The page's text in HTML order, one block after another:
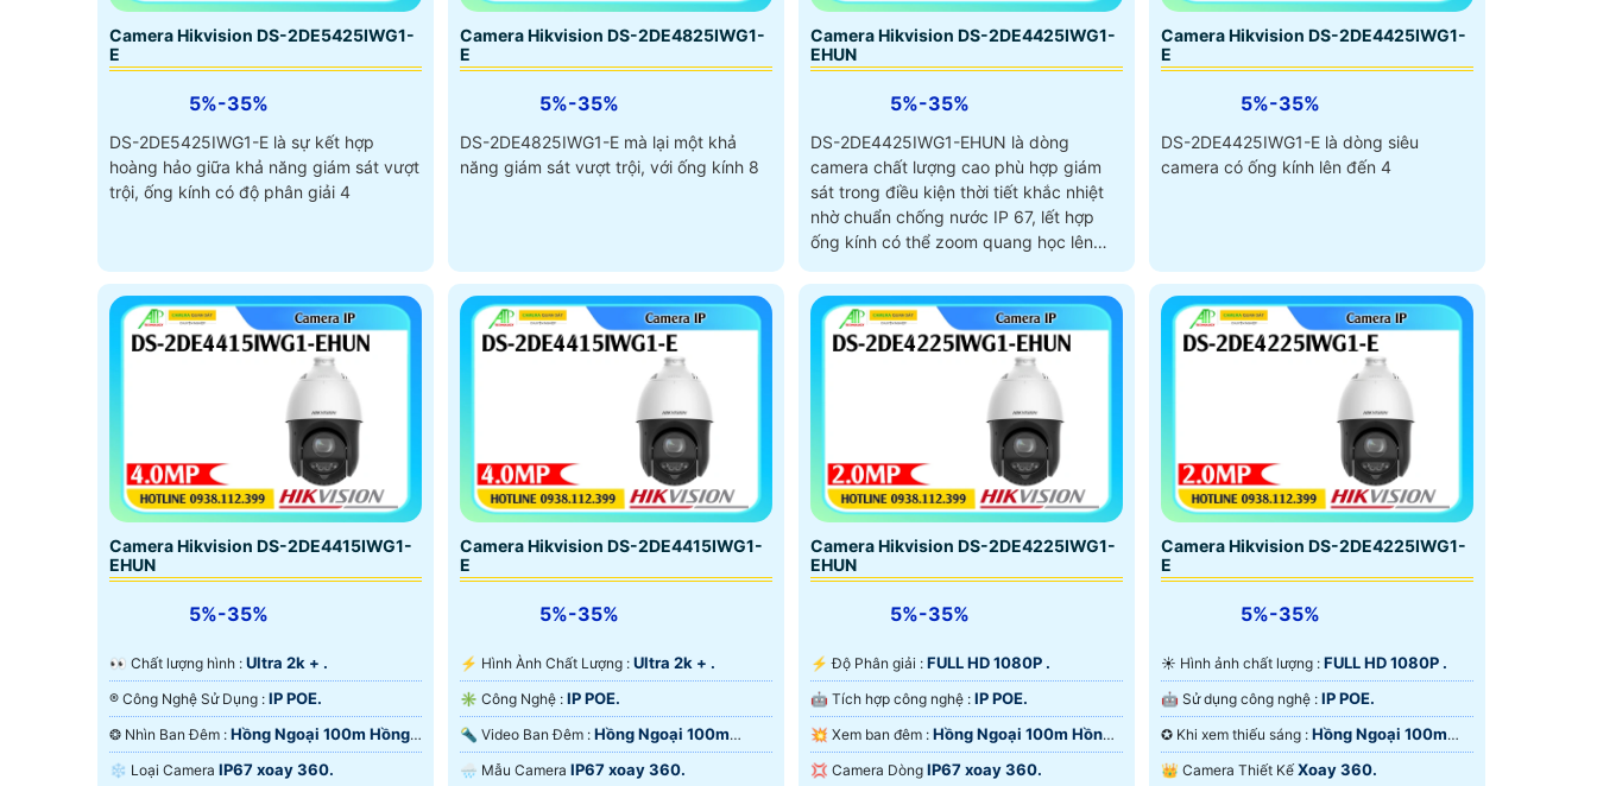
Camera Hikvision DS-2DE5425IWG1-
E
5%-35%
DS-2DE5425IWG1-E là sự kết hợp
hoàng hảo giữa khả năng giám sát vượt
trội, ống kính có độ phân giải 4
Camera Hikvision DS-2DE4825IWG1-
E
5%-35%
DS-2DE4825IWG1-E mà lại một khả
năng giám sát vượt trội, với ống kính 8
Camera Hikvision DS-2DE4425IWG1-
EHUN
5%-35%
DS-2DE4425IWG1-EHUN là dòng
camera chất lượng cao phù hợp giám
sát trong điều kiện thời tiết khắc nhiệt
nhờ chuẩn chống nước IP 67, lết hợp
ống kính có thể zoom quang học lên
AcuSense giúp nhận biết người và
phương tiện
Camera Hikvision DS-2DE4425IWG1-
E
5%-35%
DS-2DE4425IWG1-E là dòng siêu
camera có ống kính lên đến 4
Camera Hikvision DS-2DE4415IWG1-
EHUN
5%-35%
️👀 Chất lượng hình : Ultra 2k + .
®️ Công Nghệ Sử Dụng : IP POE.
❂ Nhìn Ban Đêm : Hồng Ngoại 100m Hồng
Ngoại Smart IR.
❄ Loại Camera IP67 xoay 360.
Camera Hikvision DS-2DE4415IWG1-
E
5%-35%
️⚡ Hình Ành Chất Lượng : Ultra 2k + .
✳️ Công Nghệ : IP POE.
🔦 Video Ban Đêm : Hồng Ngoại 100m
Hồng Ngoại Smart IR.
🌧️ Mẫu Camera IP67 xoay 360.
Camera Hikvision DS-2DE4225IWG1-
EHUN
5%-35%
️⚡ Độ Phân giải : FULL HD 1080P .
🤖️ Tích hợp công nghệ : IP POE.
💥 Xem ban đêm : Hồng Ngoại 100m Hồng
Ngoại Smart IR.
💢 Camera Dòng IP67 xoay 360.
Camera Hikvision DS-2DE4225IWG1-
E
5%-35%
☀️ Hình ảnh chất lượng : FULL HD 1080P .
🤖️ Sử dụng công nghệ : IP POE.
✪ Khi xem thiếu sáng : Hồng Ngoại 100m
Hồng Ngoại Smart IR.
👑 Camera Thiết Kế Xoay 360.